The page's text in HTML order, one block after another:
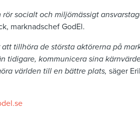
socialt och miljömässigt
marknadschef GodEl.
tillhöra de största aktörerna på
tidigare, kommunicera sina
världen till en bättre plats, säger